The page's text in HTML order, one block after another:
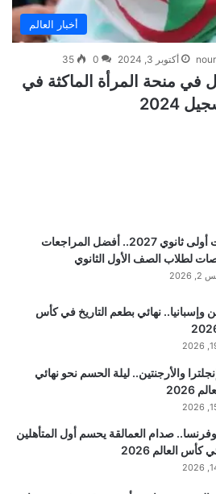
أخبار العالم
أكتوبر 3, 2024 0
35
في منحة المرأة الماكثة في
2024
مذكرات أولى ثانوي 2027.. أفضل المراجعات
لطلاب الصف الأول الثانوي
وإسبانيا.. نهائي بطعم التاريخ في كأس
والأرجنتين.. ليلة الحسم نحو نهائي
2026
وفرنسا.. صدام العمالقة يحسم أول المتأهلين
كأس العالم 2026